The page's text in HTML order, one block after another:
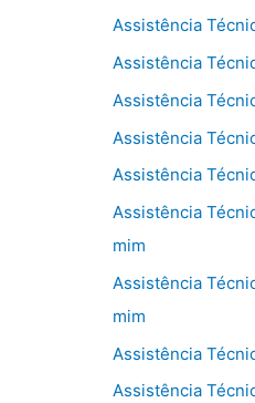
Assistência
Assistência
Assistência
Assistência
Assistência
Assistência
mim
Assistência
mim
Assistência
Assistência